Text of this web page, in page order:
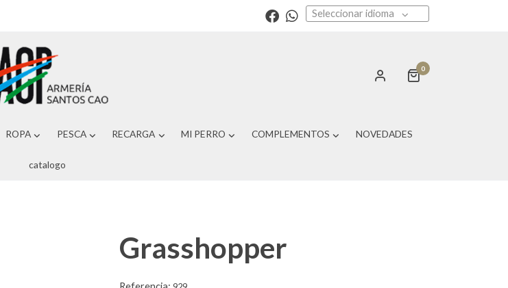
Seleccionar idioma
0
ROPA PESCA RECARGA MI PERRO COMPLEMENTOS NOVEDADES
catalogo
Grasshopper